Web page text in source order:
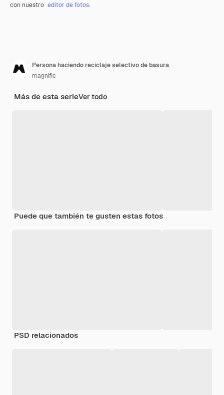
con nuestro editor de fotos.
Persona haciendo reciclaje selectivo de basura
magnific
Más de esta serieVer todo
Puede que también te gusten estas fotos
PSD relacionados